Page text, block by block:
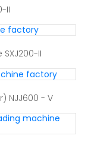
II
II
NJJ600 - V